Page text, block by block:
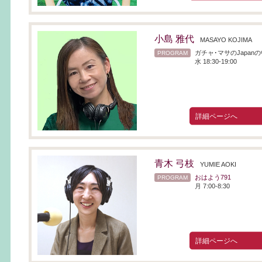
小島 雅代 MASAYO KOJIMA
PROGRAM
ガチャ･マサのJapan
水 18:30-19:00
詳細ページへ
青木 弓枝 YUMIE AOKI
PROGRAM
おはよう791
月 7:00-8:30
詳細ページへ